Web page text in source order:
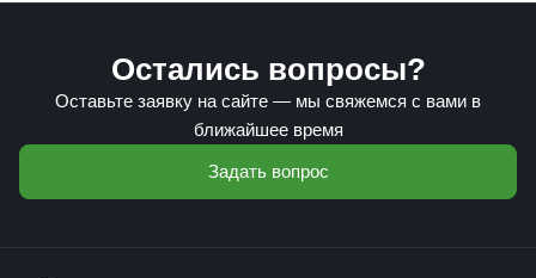
Остались вопросы?
Оставьте заявку на сайте — мы свяжемся с вами в
ближайшее время
Задать вопрос